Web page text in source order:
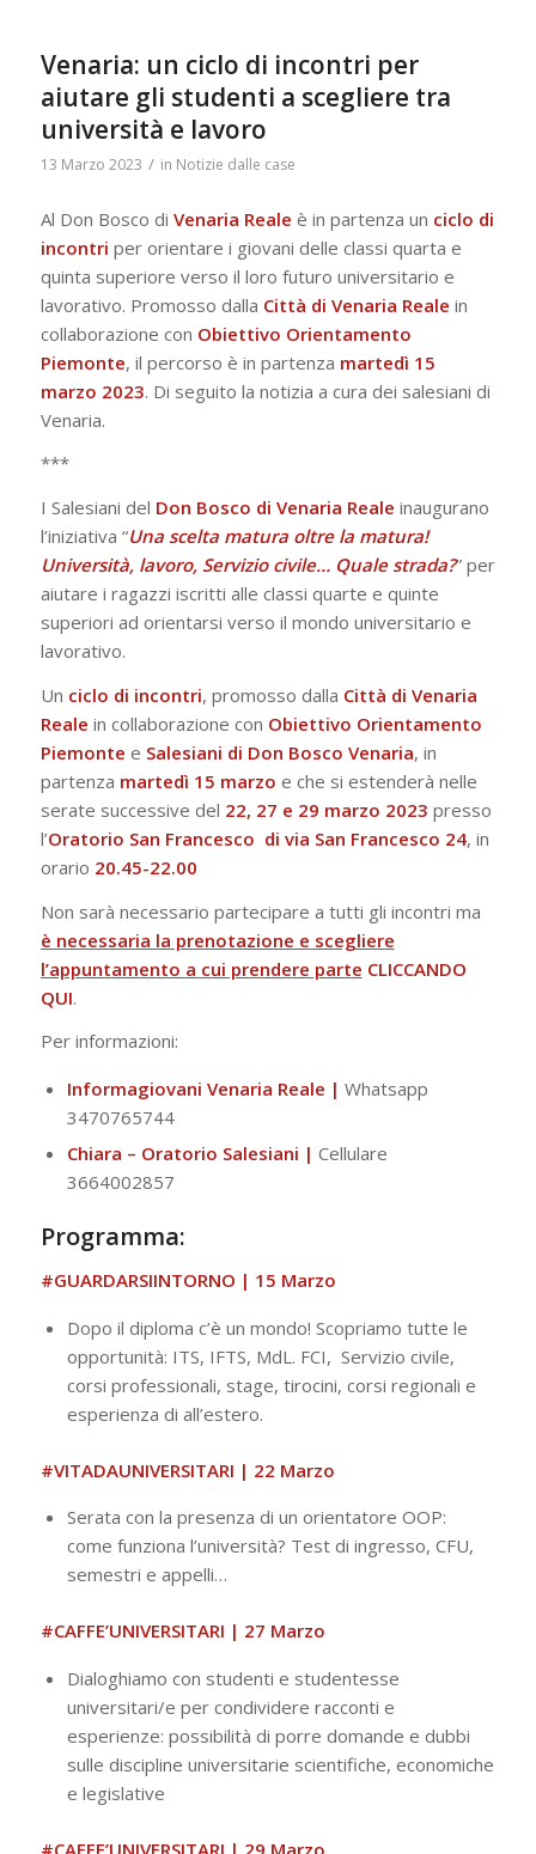
Venaria: un ciclo di incontri per
aiutare gli studenti a scegliere tra
università e lavoro
13 Marzo 2023 / in Notizie dalle case
Al Don Bosco di Venaria Reale è in partenza un ciclo di
incontri per orientare i giovani delle classi quarta e
quinta superiore verso il loro futuro universitario e
lavorativo. Promosso dalla Città di Venaria Reale in
collaborazione con Obiettivo Orientamento
Piemonte, il percorso è in partenza martedì 15
marzo 2023. Di seguito la notizia a cura dei salesiani di
Venaria.
***
I Salesiani del Don Bosco di Venaria Reale inaugurano
l’iniziativa “Una scelta matura oltre la matura!
Università, lavoro, Servizio civile… Quale strada?” per
aiutare i ragazzi iscritti alle classi quarte e quinte
superiori ad orientarsi verso il mondo universitario e
lavorativo.
Un ciclo di incontri, promosso dalla Città di Venaria
Reale in collaborazione con Obiettivo Orientamento
Piemonte e Salesiani di Don Bosco Venaria, in
partenza martedì 15 marzo e che si estenderà nelle
serate successive del 22, 27 e 29 marzo 2023 presso
l’Oratorio San Francesco di via San Francesco 24, in
orario 20.45-22.00
Non sarà necessario partecipare a tutti gli incontri ma
è necessaria la prenotazione e scegliere
l’appuntamento a cui prendere parte CLICCANDO
QUI.
Per informazioni:
Informagiovani Venaria Reale | Whatsapp
3470765744
Chiara – Oratorio Salesiani | Cellulare
3664002857
Programma:
#GUARDARSIINTORNO | 15 Marzo
Dopo il diploma c’è un mondo! Scopriamo tutte le
opportunità: ITS, IFTS, MdL. FCI, Servizio civile,
corsi professionali, stage, tirocini, corsi regionali e
esperienza di all’estero.
#VITADAUNIVERSITARI | 22 Marzo
Serata con la presenza di un orientatore OOP:
come funziona l’università? Test di ingresso, CFU,
semestri e appelli…
#CAFFE’UNIVERSITARI | 27 Marzo
Dialoghiamo con studenti e studentesse
universitari/e per condividere racconti e
esperienze: possibilità di porre domande e dubbi
sulle discipline universitarie scientifiche, economiche
e legislative